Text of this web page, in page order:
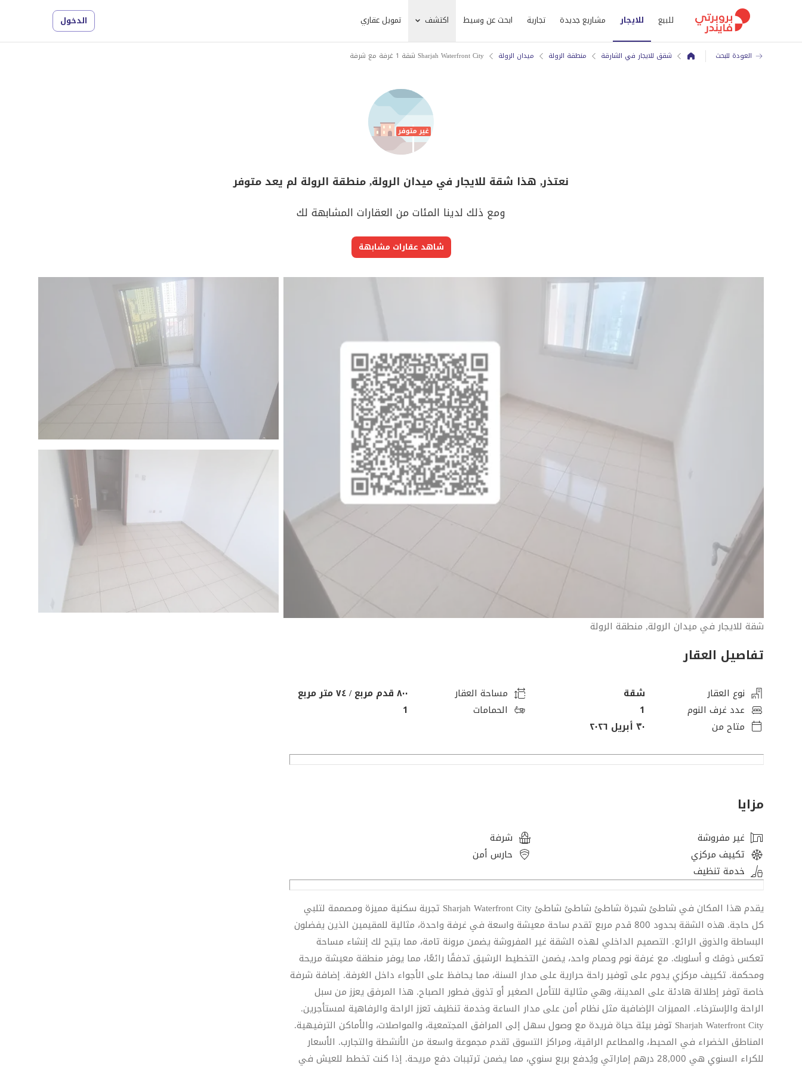
للبيع للايجار مشاريع جديدة تجارية ابحث عن وسيط اكتشف تمويل عقاري الدخول
العودة للبحث شقق للايجار في الشارقة منطقة الرولة ميدان الرولة Sharjah Waterfront City شقة 1 غرفة مع شرفة
نعتذر, هذا شقة للايجار في ميدان الرولة, منطقة الرولة لم يعد متوفر
ومع ذلك لدينا المئات من العقارات المشابهة لك
شاهد عقارات مشابهة
شقة للايجار في ميدان الرولة, منطقة الرولة
تفاصيل العقار
نوع العقار شقة مساحة العقار
٨٠٠ قدم مربع / ٧٤ متر مربع
عدد غرف النوم
1 الحمامات
1
متاح من
٣٠ أبريل ٢٠٢٦
مزايا
غير مفروشة
شرفة
تكييف مركزي
حارس أمن
خدمة تنظيف
يقدم هذا المكان في شاطئ شجرة شاطئ شاطئ شاطئ Sharjah Waterfront City تجربة سكنية مميزة ومصممة لتلبي
كل حاجة. هذه الشقة بحدود 800 قدم مربع تقدم ساحة معيشة واسعة في غرفة واحدة، مثالية للمقيمين الذين يفضلون
البساطة والذوق الرائع. التصميم الداخلي لهذه الشقة غير المفروشة يضمن مرونة تامة، مما يتيح لك إنشاء مساحة
تعكس ذوقك و أسلوبك. مع غرفة نوم وحمام واحد، يضمن التخطيط الرشيق تدفقًا رائعًا، مما يوفر منطقة معيشة مريحة
ومحكمة. تكييف مركزي يدوم على توفير راحة حرارية على مدار السنة، مما يحافظ على الأجواء داخل الغرفة. إضافة شرفة
خاصة توفر إطلالة هادئة على المدينة، وهي مثالية للتأمل الصغير أو تذوق فطور الصباح. هذا المرفق يعزز من سبل
الراحة والإسترخاء. المميزات الإضافية مثل نظام أمن على مدار الساعة وخدمة تنظيف تعزز الراحة والرفاهية لمستأجرين.
Sharjah Waterfront City توفر بيئة حياة فريدة مع وصول سهل إلى المرافق المجتمعية، والمواصلات، والأماكن الترفيهية.
المناطق الخضراء في المحيط، والمطاعم الراقية، ومراكز التسوق تقدم مجموعة واسعة من الأنشطة والتجارب. الأسعار
للكراء السنوي هي 28,000 درهم إماراتي ويُدفع بربع سنوي، مما يضمن ترتيبات دفع مريحة. إذا كنت تخطط للعيش في